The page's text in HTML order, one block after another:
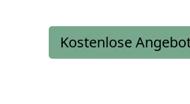
Kostenlose